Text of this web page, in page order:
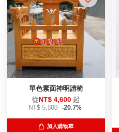
單色素面神明請椅
從NT$ 4,600 起
NT$ 5,800 -20.7%
加入購物車